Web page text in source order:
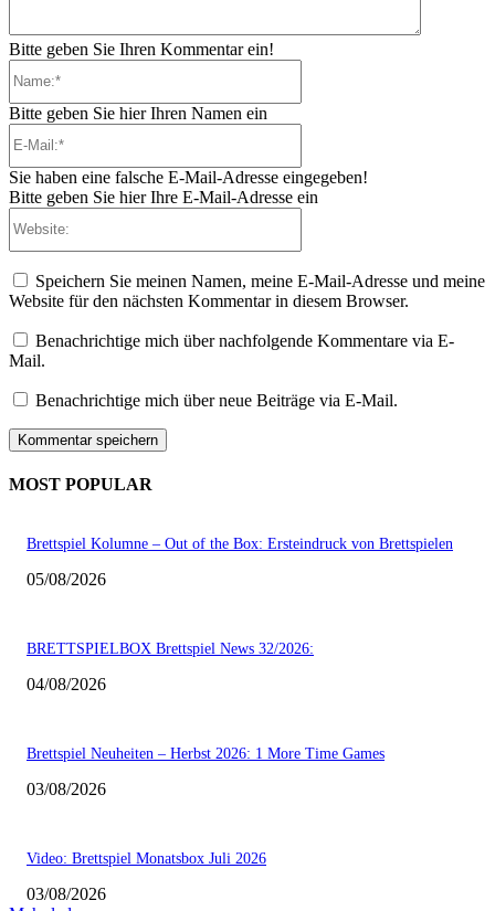
Bitte geben Sie Ihren Kommentar ein!
Bitte geben Sie hier Ihren Namen ein
Sie haben eine falsche E-Mail-Adresse eingegeben!
Bitte geben Sie hier Ihre E-Mail-Adresse ein
Speichern Sie meinen Namen, meine E-Mail-Adresse und meine
Website für den nächsten Kommentar in diesem Browser.
Benachrichtige mich über nachfolgende Kommentare via E-
Mail.
Benachrichtige mich über neue Beiträge via E-Mail.
MOST POPULAR
Brettspiel Kolumne – Out of the Box: Ersteindruck von Brettspielen
05/08/2026
BRETTSPIELBOX Brettspiel News 32/2026:
04/08/2026
Brettspiel Neuheiten – Herbst 2026: 1 More Time Games
03/08/2026
Video: Brettspiel Monatsbox Juli 2026
03/08/2026